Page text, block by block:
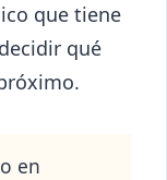
que tiene
qué
en